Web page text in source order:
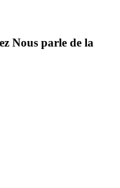
Nous parle de la